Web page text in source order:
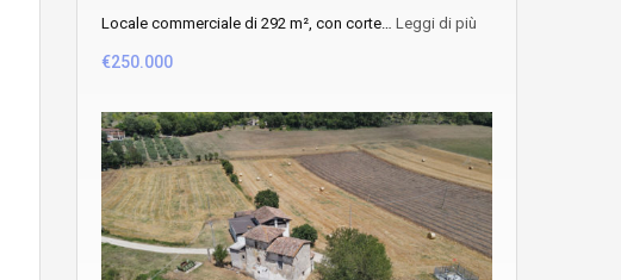
Locale commerciale di 292 m², con corte… Leggi di più
€250.000